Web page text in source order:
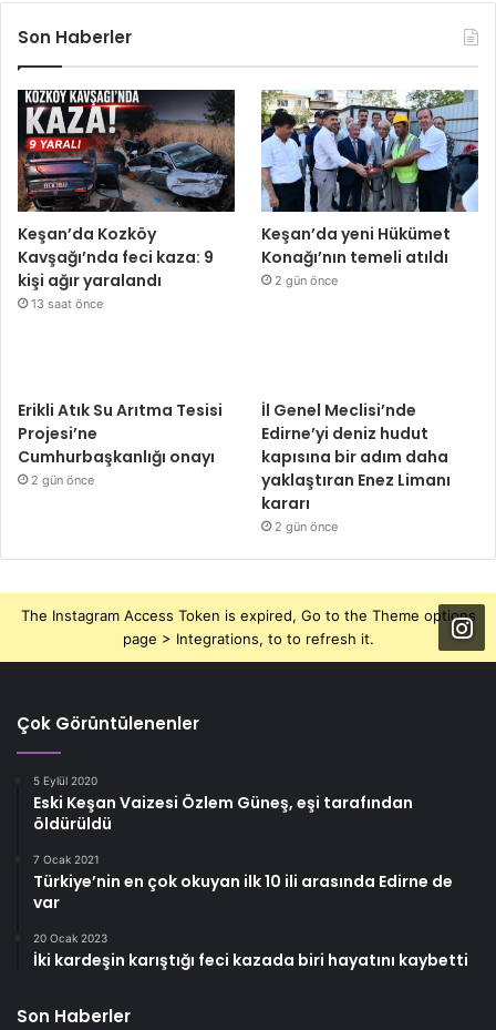
Son Haberler
Keşan’da Kozköy
Kavşağı’nda feci kaza: 9
kişi ağır yaralandı
13 saat önce
Keşan’da yeni Hükümet
Konağı’nın temeli atıldı
2 gün önce
Erikli Atık Su Arıtma Tesisi
Projesi’ne
Cumhurbaşkanlığı onayı
2 gün önce
İl Genel Meclisi’nde
Edirne’yi deniz hudut
kapısına bir adım daha
yaklaştıran Enez Limanı
kararı
2 gün önce
The Instagram Access Token is expired, Go to the Theme options
page > Integrations, to to refresh it.
Çok Görüntülenenler
5 Eylül 2020
Eski Keşan Vaizesi Özlem Güneş, eşi tarafından
öldürüldü
7 Ocak 2021
Türkiye’nin en çok okuyan ilk 10 ili arasında Edirne de
var
20 Ocak 2023
İki kardeşin karıştığı feci kazada biri hayatını kaybetti
Son Haberler